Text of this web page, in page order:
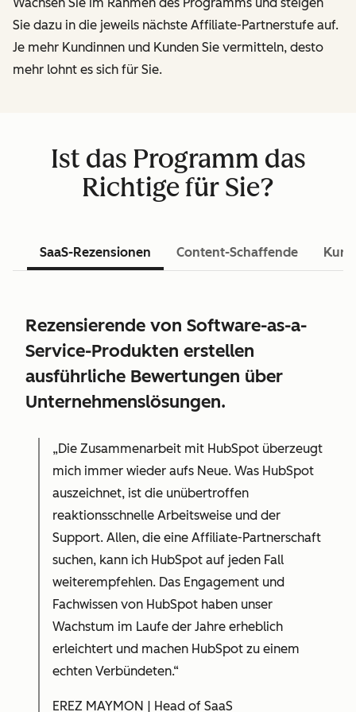
Sie dazu in die jeweils nächste Affiliate-Partnerstufe auf.
Je mehr Kundinnen und Kunden Sie vermitteln, desto
mehr lohnt es sich für Sie.
Ist das Programm das
Richtige für Sie?
SaaS-Rezensionen Content-Schaffende
Rezensierende von Software-as-a-
Service-Produkten erstellen
ausführliche Bewertungen über
Unternehmenslösungen.
„Die Zusammenarbeit mit HubSpot überzeugt
mich immer wieder aufs Neue. Was HubSpot
auszeichnet, ist die unübertroffen
reaktionsschnelle Arbeitsweise und der
Support. Allen, die eine Affiliate-Partnerschaft
suchen, kann ich HubSpot auf jeden Fall
weiterempfehlen. Das Engagement und
Fachwissen von HubSpot haben unser
Wachstum im Laufe der Jahre erheblich
erleichtert und machen HubSpot zu einem
echten Verbündeten.“
EREZ MAYMON | Head of SaaS